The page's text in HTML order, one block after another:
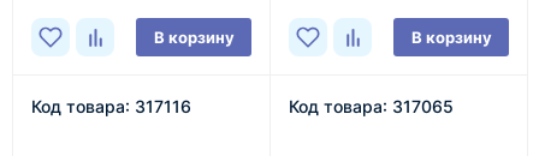
В корзину В корзину
Код товара: 317116 Код товара: 317065